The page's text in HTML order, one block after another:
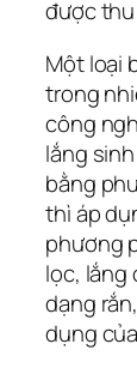
được
Một loại
trong
công
lắng
bằng
thì áp
phương
lọc, lắng
dạng
dụng